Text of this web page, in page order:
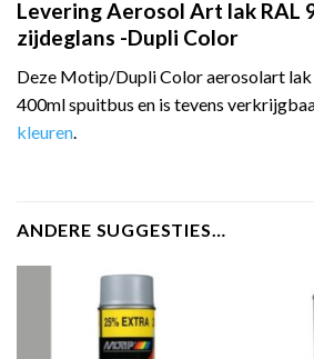
Levering Aerosol Art lak RAL
zijdeglans -Dupli Color
Deze Motip/Dupli Color aerosolart
400ml spuitbus en is tevens
kleuren
ANDERE SUGGESTIES…